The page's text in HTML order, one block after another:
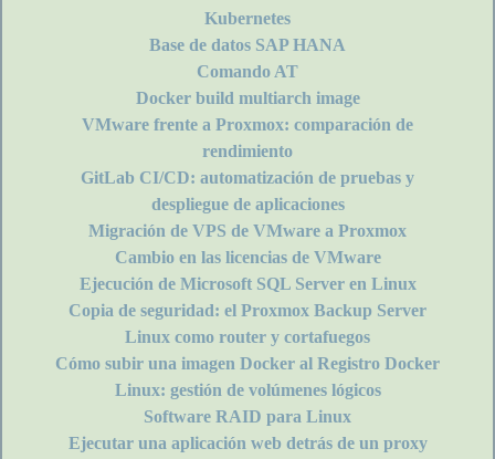
Kubernetes
Base de datos SAP HANA
Comando AT
Docker build multiarch image
VMware frente a Proxmox: comparación de
rendimiento
GitLab CI/CD: automatización de pruebas y
despliegue de aplicaciones
Migración de VPS de VMware a Proxmox
Cambio en las licencias de VMware
Ejecución de Microsoft SQL Server en Linux
Copia de seguridad: el Proxmox Backup Server
Linux como router y cortafuegos
Cómo subir una imagen Docker al Registro Docker
Linux: gestión de volúmenes lógicos
Software RAID para Linux
Ejecutar una aplicación web detrás de un proxy